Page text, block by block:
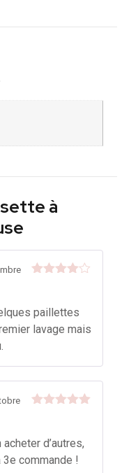
à
paillettes
lavage mais
d’autres,
3e commande !